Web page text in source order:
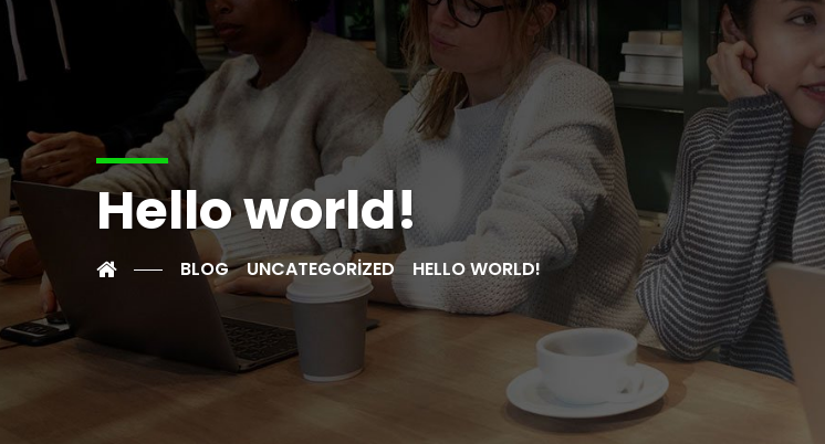
Hello world!
BLOG UNCATEGORIZED HELLO WORLD!